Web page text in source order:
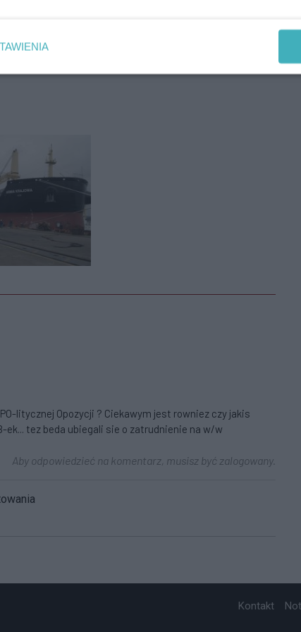
litycznej Opozycji ? Ciekawym jest rowniez czy jakis
tez beda ubiegali sie o zatrudnienie na w/w
Aby odpowiedzieć na komentarz, musisz być zalogowany.
Kontakt